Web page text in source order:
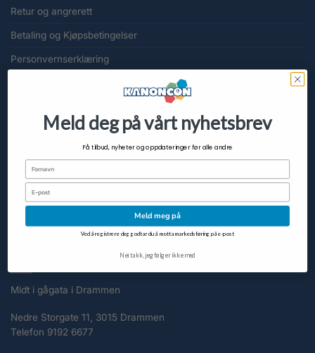
Retur og angrerett
Betaling og Kjøpsbetingelser
Personvernserklæring
FAQ
Om KanonCon
Kontakt oss
Midt i gågata i Drammen
Nedre Storgate 11, 3015 Drammen
Telefon 9192 6677
Meld deg på vårt nyhetsbrev
Få tilbud, nyheter og oppdateringer før alle andre
Fornavn
Email
Meld meg på
Ved å registrere deg godtar du å motta markedsføring på e-post
Nei takk, jeg følger ikke med